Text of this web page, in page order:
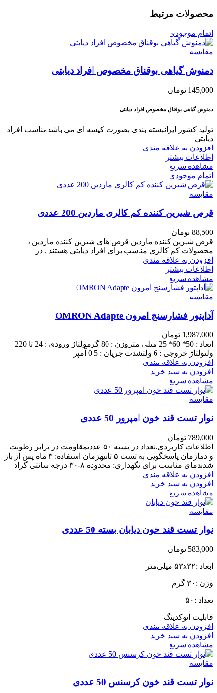
محصولات مرتبط
اتمام موجودی
مقایسه
دمنوش گیاهی بوقناق مخصوص افراد دیابتی
145,000 تومان
دمنوش گیاهی بوقناق مخصوص افراد دیابتی
تولید کشور ایرانبسته بندی بصورت کیسه ای می باشدمناسب افراد
دیابتی
افزودن به علاقه مندی
اطلاعات بیشتر
مشاهده سریع
اتمام موجودی
مقایسه
قرص شیرین کننده کم کالری ماردین 200 عددی
88,500 تومان
قرص شیرین کننده ماردین قرص های شیرین کننده ماردین ،
محصولات کم کالری مناسب برای افراد دیابتی هستند . در
افزودن به علاقه مندی
اطلاعات بیشتر
مشاهده سریع
مقایسه
آداپتور فشارسنج امرون OMRON Adapte
1,987,000 تومان
ابعاد : 50* 60* 25 مبلی متروزن : 80 گرمولتاژ ورودی : 24 تا 220
ولتولتاژ خروجی : 6 ولتشدت جریان : 0.5 آمپر
افزودن به علاقه مندی
افزودن به سبد خرید
مشاهده سریع
مقایسه
نوار تست قند خون امپرور 50 عددی
789,000 تومان
اطلاعات کاربردی:تعداد در بسته ۵۰ عددیمقاومت در برابر رطوبت
و دمازمان پاسخگویی به تست ۵ ثانیه
زمان استفاده
: ۳ ماه پس از باز
شدندمای مناسب برای نگهداری: محدوده ۸-۳۰ درجه سانتی گراد
افزودن به علاقه مندی
افزودن به سبد خرید
مشاهده سریع
مقایسه
نوار تست قند خون دیابان بسته 50 عددی
583,000 تومان
ابعاد :۵۳x۳۲ میلی‌متر
وزن :۳۰ گرم
تعداد :۵۰
قابلیت اتوکدینگ
افزودن به علاقه مندی
افزودن به سبد خرید
مشاهده سریع
مقایسه
نوار تست قند خون کرسنس 50 عددی